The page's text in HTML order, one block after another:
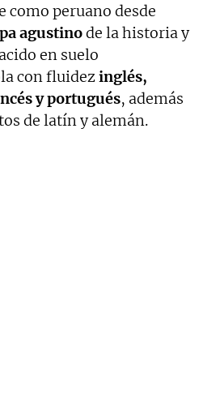
como peruano desde
agustinode la historia y
en suelo
con fluidezinglés,
y portugués, además
de latín y alemán.